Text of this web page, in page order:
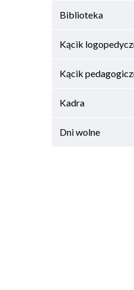
Biblioteka
Kącik
Kącik
Kadra
Dni wolne